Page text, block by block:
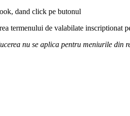
dand click pe butonul
termenului de valabilate inscriptionat
nu se aplica pentru meniurile din